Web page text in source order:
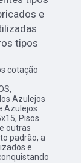
e
tipos
cotação
Azulejos
Azulejos
Pisos
outras
padrão, a
e